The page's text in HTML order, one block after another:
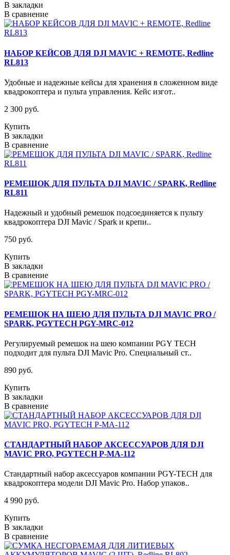
В закладки
В сравнение
НАБОР КЕЙСОВ ДЛЯ DJI MAVIC + REMOTE, Redline
RL813
Удобные и надежные кейсы для хранения в сложенном виде
квадрокоптера и пульта управления. Кейс изгот..
2 300 руб.
Купить
В закладки
В сравнение
РЕМЕШОК ДЛЯ ПУЛЬТА DJI MAVIC / SPARK, Redline
RL811
Надежный и удобный ремешок подсоединяется к пульту
квадрокоптера DJI Mavic / Spark и крепи..
750 руб.
Купить
В закладки
В сравнение
РЕМЕШОК НА ШЕЮ ДЛЯ ПУЛЬТА DJI MAVIC PRO /
SPARK, PGYTECH PGY-MRC-012
Регулируемый ремешок на шею компании PGY TECH
подходит для пульта DJI Mavic Pro. Специальный ст..
890 руб.
Купить
В закладки
В сравнение
СТАНДАРТНЫЙ НАБОР АКСЕССУАРОВ ДЛЯ DJI
MAVIC PRO, PGYTECH P-MA-112
Стандартный набор аксессуаров компании PGY-TECH для
квадрокоптера модели DJI Mavic Pro. Набор упаков..
4 990 руб.
Купить
В закладки
В сравнение